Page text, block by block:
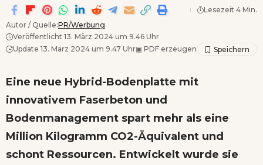
Autor / Quelle:PR/Werbung
Veröffentlicht 13. März 2024 um 9.46 Uhr
Update 13. März 2024 um 9.47 Uhr▣ PDF erzeugen
Lesezeit 4 Min.
Eine neue Hybrid-Bodenplatte mit
innovativem Faserbeton und
Bodenmanagement spart mehr als eine
Million Kilogramm CO2-Äquivalent und
schont Ressourcen. Entwickelt wurde sie